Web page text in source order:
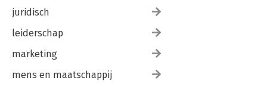
juridisch
leiderschap
marketing
mens en maatschappij